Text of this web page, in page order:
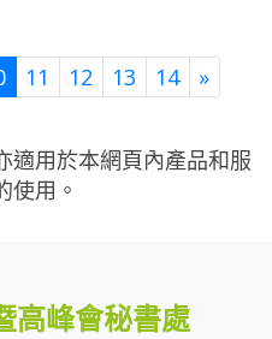
11 12 13 14 »Next
適用於本網頁內產品和服
使用。
高峰會秘書處